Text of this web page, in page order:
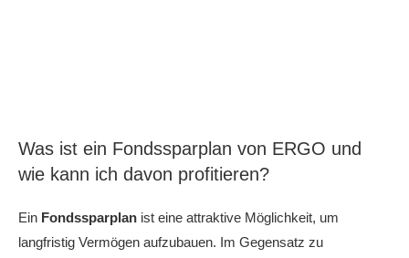
Was ist ein Fondssparplan von ERGO und
wie kann ich davon profitieren?
Ein Fondssparplan ist eine attraktive Möglichkeit, um
langfristig Vermögen aufzubauen. Im Gegensatz zu